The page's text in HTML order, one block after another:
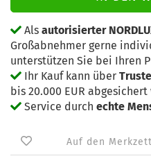
Als autorisierter
Großabnehmer gerne
unterstützen Sie bei Ihren
Ihr Kauf kann über
bis 20.000 EUR abgesichert
Service durch echte
Auf den